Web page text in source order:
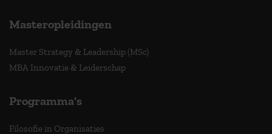
Masteropleidingen
Master Strategy & Leadership (MSc)
MBA Innovatie & Leiderschap
Programma's
Filosofie in Organisaties